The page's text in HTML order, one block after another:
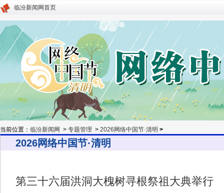
临汾新闻网首页
当前位置： 临汾新闻网 > 专题管理 > 2026网络中国节·清明 >
2026网络中国节·清明
第三十六届洪洞大槐树寻根祭祖大典举行